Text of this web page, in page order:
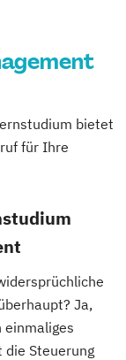
bietet
für Ihre
Ja,
einmaliges
die Steuerung